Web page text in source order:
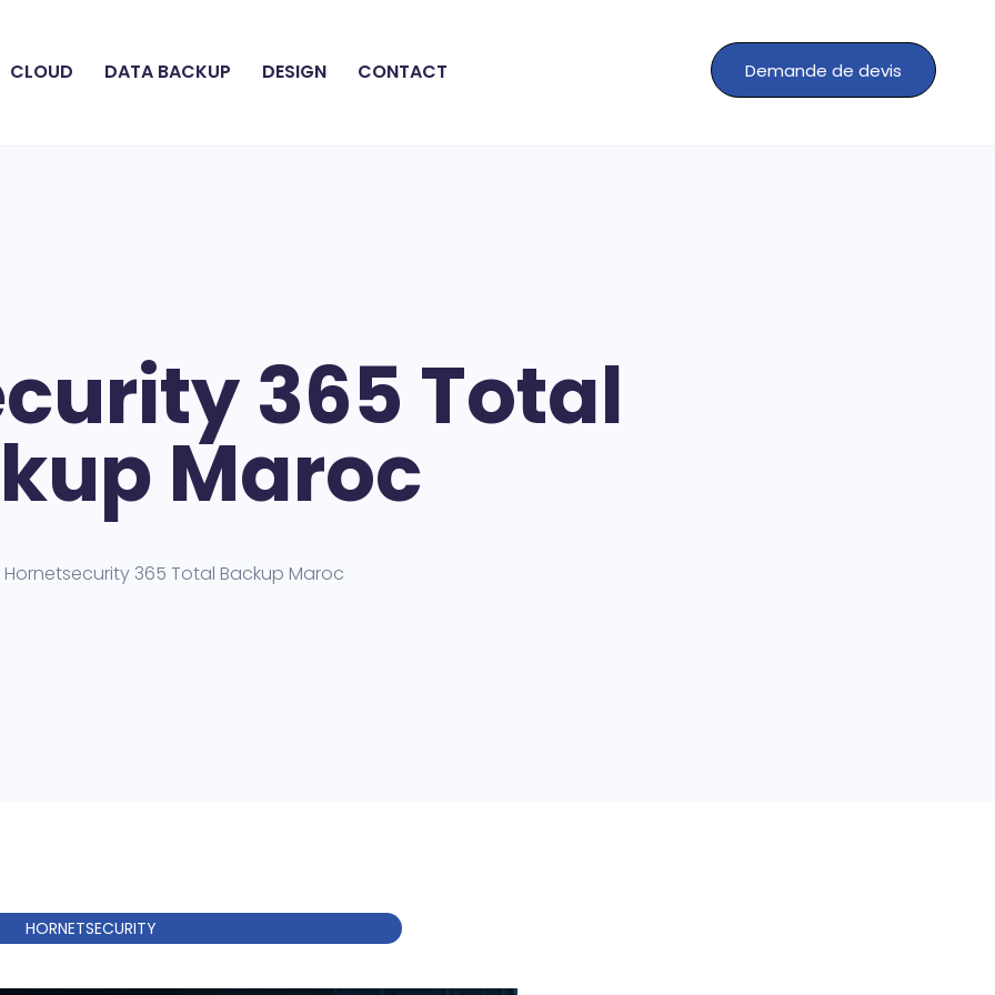
CLOUD DATA BACKUP DESIGN CONTACT Demande de devis
365 Total
Maroc
Hornetsecurity 365 Total Backup Maroc
HORNETSECURITY